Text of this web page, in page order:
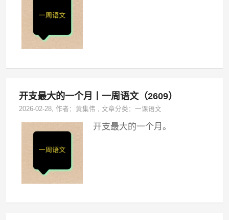
开支最大的一个月丨一周语文（2609）
2026-02-28, 作者：黄集伟 ,文章分类：一课语文
开支最大的一个月。